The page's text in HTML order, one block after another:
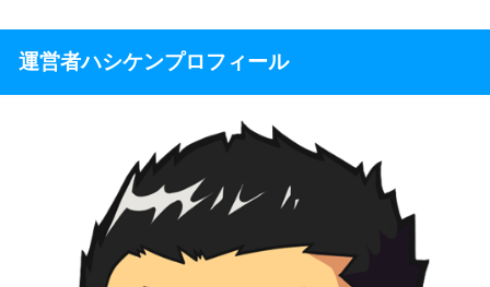
運営者ハシケンプロフィール